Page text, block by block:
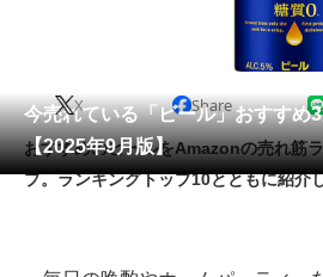
スマホ
ファッ
ペット 家電
工具・DIY 本・
今売れている「ビール」おすすめ
【2025年9月版】
X Share
おすすめのビールをAmazonの売れ筋
プ。ランキングトップ10とともに紹介